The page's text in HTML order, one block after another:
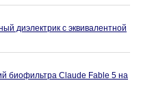
диэлектрик с эквивалентной
биофильтра Claude Fable 5 на